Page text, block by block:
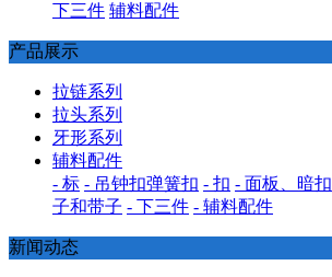
下三件 辅料配件
产品展示
拉链系列
拉头系列
牙形系列
辅料配件
- 标 - 吊钟扣弹簧扣 - 扣 - 面板、暗扣
子和带子 - 下三件 - 辅料配件
新闻动态